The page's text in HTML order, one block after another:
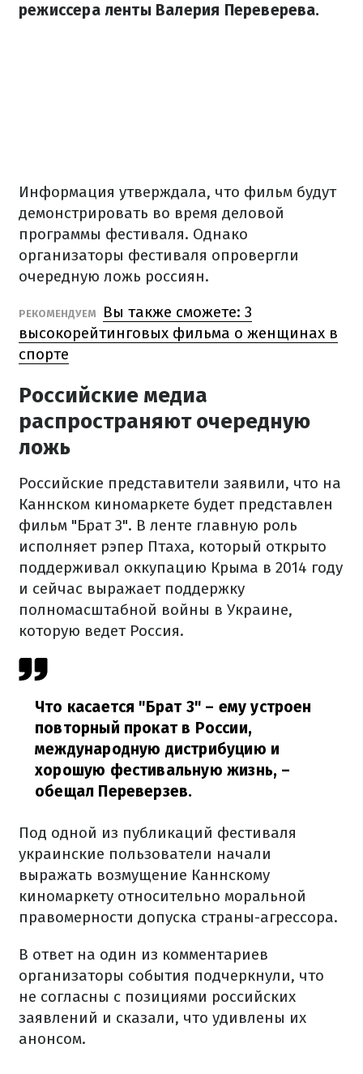
режиссера ленты Валерия Переверева.
Информация утверждала, что фильм будут
демонстрировать во время деловой
программы фестиваля. Однако
организаторы фестиваля опровергли
очередную ложь россиян.
РЕКОМЕНДУЕМ
Вы также сможете: 3
высокорейтинговых фильма о женщинах в
спорте
Российские медиа
распространяют очередную
ложь
Российские представители заявили, что на
Каннском киномаркете будет представлен
фильм "Брат 3". В ленте главную роль
исполняет рэпер Птаха, который открыто
поддерживал оккупацию Крыма в 2014 году
и сейчас выражает поддержку
полномасштабной войны в Украине,
которую ведет Россия.
Что касается "Брат 3" – ему устроен
повторный прокат в России,
международную дистрибуцию и
хорошую фестивальную жизнь, –
обещал Переверзев.
Под одной из публикаций фестиваля
украинские пользователи начали
выражать возмущение Каннскому
киномаркету относительно моральной
правомерности допуска страны-агрессора.
В ответ на один из комментариев
организаторы события подчеркнули, что
не согласны с позициями российских
заявлений и сказали, что удивлены их
анонсом.